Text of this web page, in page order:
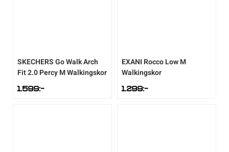
SKECHERSGo Walk Arch
Fit 2.0 Percy M Walkingskor
1.599:-
EXANI Rocco Low M
Walkingskor
1.299:-